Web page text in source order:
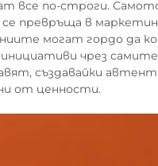
все по-строги.
превръща в
могат гордо да
инициативи чрез
създавайки
от ценности.